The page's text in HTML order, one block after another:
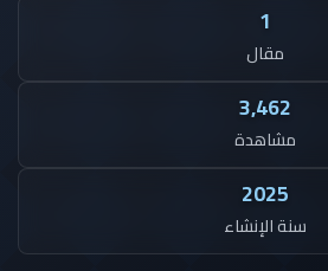
1
مقال
3,462
مشاهدة
2025
سنة الإنشاء